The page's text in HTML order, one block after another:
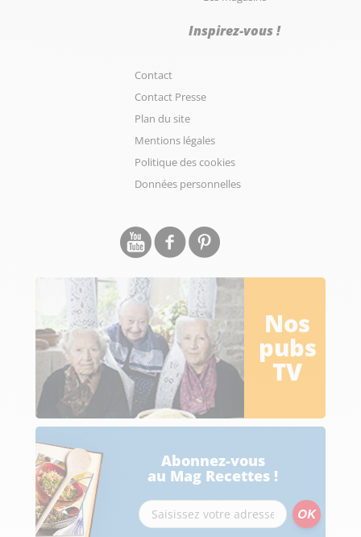
Inspirez-vous !
Contact
Contact Presse
Plan du site
Mentions légales
Politique des cookies
Données personnelles
Nos
pubs
TV
Abonnez-vous
au Mag Recettes !